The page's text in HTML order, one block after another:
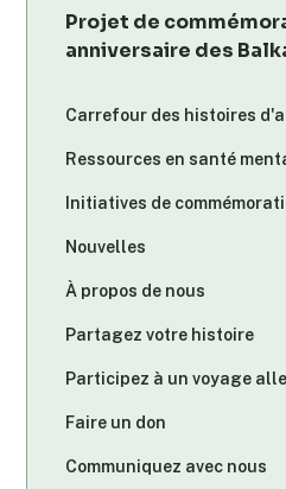
Projet de
anniversaire des
Carrefour des histoires
Ressources en santé
Initiatives de
Nouvelles
À propos de nous
Partagez votre histoire
Participez à un voyage
Faire un don
Communiquez avec nous